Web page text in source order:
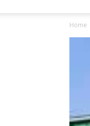
Home